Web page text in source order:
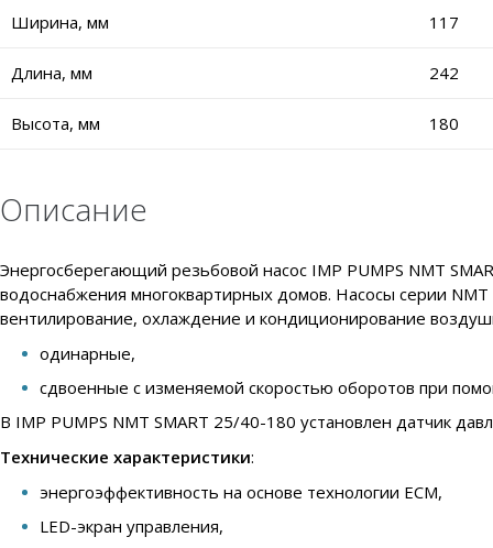
Ширина, мм 117
Длина, мм 242
Высота, мм 180
Описание
Энергосберегающий резьбовой насос IMP PUMPS NMT
водоснабжения многоквартирных домов. Насосы серии
вентилирование, охлаждение и кондиционирование
одинарные,
сдвоенные с изменяемой скоростью оборотов при
В IMP PUMPS NMT SMART 25/40-180 установлен датчик
Технические характеристики:
энергоэффективность на основе технологии ECM,
LED-экран управления,